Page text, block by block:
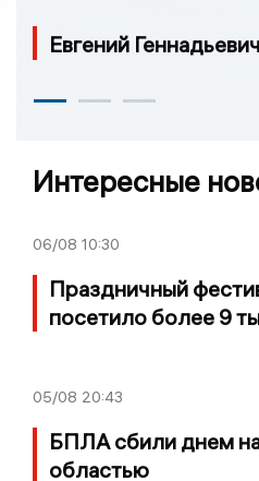
Евгений
Интересные
06/08 10:30
Праздничный
посетило более 9
05/08 20:43
БПЛА сбили днем
областью